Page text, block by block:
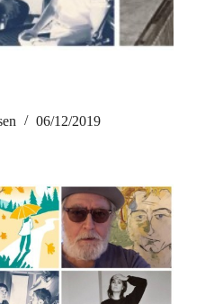
06/12/2019